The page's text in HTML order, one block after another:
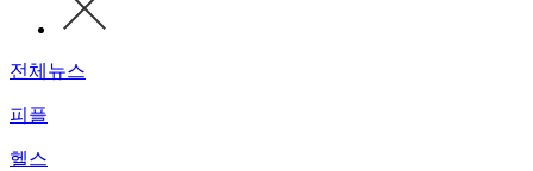
전체뉴스
피플
헬스